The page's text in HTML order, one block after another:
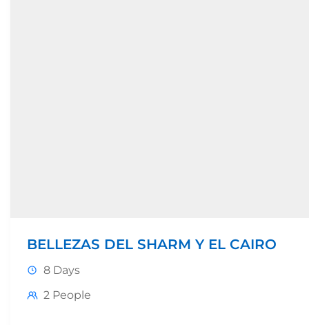
BELLEZAS DEL SHARM Y EL CAIRO
8 Days
2 People